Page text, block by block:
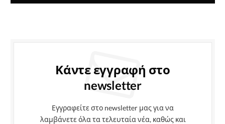
Κάντε εγγραφή στο
newsletter
Εγγραφείτε στο newsletter μας για να
λαμβάνετε όλα τα τελευταία νέα, καθώς και